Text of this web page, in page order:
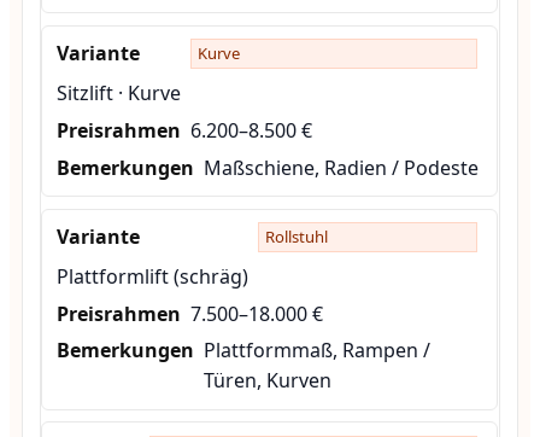
Kurve
Sitzlift · Kurve
6.200–8.500 €
Maßschiene, Radien / Podeste
Rollstuhl
Plattformlift (schräg)
7.500–18.000 €
Plattformmaß, Rampen /
Türen, Kurven